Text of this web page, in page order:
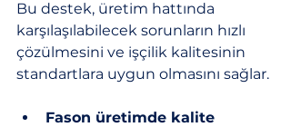
Bu destek, üretim hattında
karşılaşılabilecek sorunların hızlı
çözülmesini ve işçilik kalitesinin
standartlara uygun olmasını sağlar.
Fason üretimde kalite